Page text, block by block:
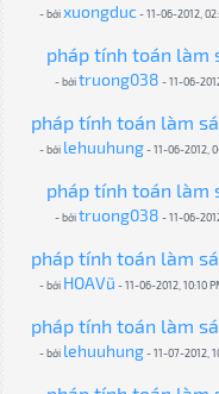
- bởixuongduc- 11-06-2012,
pháp tính toán làm
- bởitruong038 - 11-06-
pháp tính toán làm
- bởi lehuuhung- 11-06-2012,
pháp tính toán làm
- bởitruong038 - 11-06-
pháp tính toán làm
- bởi HOAVũ - 11-06-2012, 10:10
pháp tính toán làm
- bởi lehuuhung- 11-07-2012,